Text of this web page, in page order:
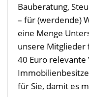
Bauberatung,
– für (werdende)
eine Menge
unsere Mitglieder
40 Euro
für Sie, damit es